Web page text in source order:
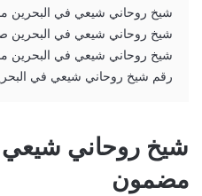
شيخ روحاني شيعي في البحرين
شيخ روحاني شيعي في البحرين
شيخ روحاني شيعي في البحرين
رقم شيخ روحاني شيعي في
شيخ روحاني شيعي
مضمون